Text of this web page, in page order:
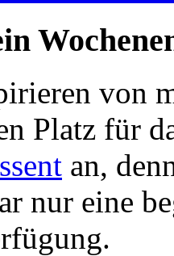
von
Platz für
an,
nur eine